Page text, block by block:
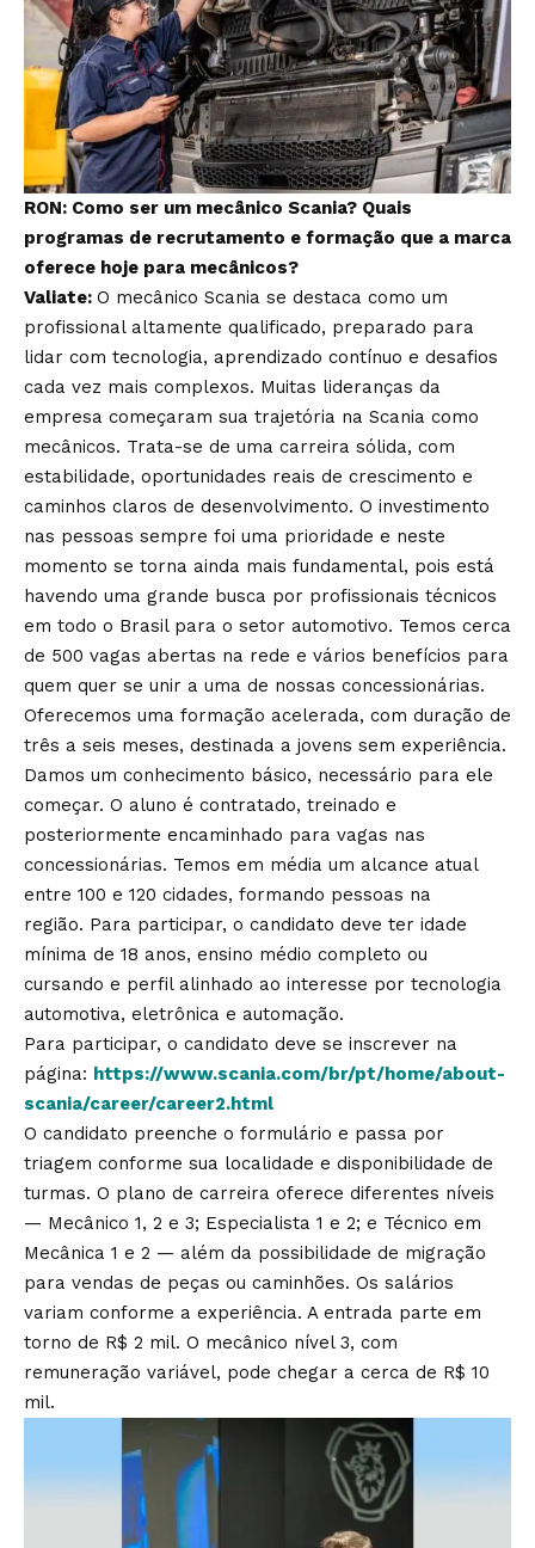
RON: Como ser um mecânico Scania? Quais
programas de recrutamento e formação que a marca
oferece hoje para mecânicos?
Valiate: O mecânico Scania se destaca como um
profissional altamente qualificado, preparado para
lidar com tecnologia, aprendizado contínuo e desafios
cada vez mais complexos. Muitas lideranças da
empresa começaram sua trajetória na Scania como
mecânicos. Trata-se de uma carreira sólida, com
estabilidade, oportunidades reais de crescimento e
caminhos claros de desenvolvimento. O investimento
nas pessoas sempre foi uma prioridade e neste
momento se torna ainda mais fundamental, pois está
havendo uma grande busca por profissionais técnicos
em todo o Brasil para o setor automotivo. Temos cerca
de 500 vagas abertas na rede e vários benefícios para
quem quer se unir a uma de nossas concessionárias.
Oferecemos uma formação acelerada, com duração de
três a seis meses, destinada a jovens sem experiência.
Damos um conhecimento básico, necessário para ele
começar. O aluno é contratado, treinado e
posteriormente encaminhado para vagas nas
concessionárias. Temos em média um alcance atual
entre 100 e 120 cidades, formando pessoas na
região. Para participar, o candidato deve ter idade
mínima de 18 anos, ensino médio completo ou
cursando e perfil alinhado ao interesse por tecnologia
automotiva, eletrônica e automação.
Para participar, o candidato deve se inscrever na
página: https://www.scania.com/br/pt/home/about-
scania/career/career2.html
O candidato preenche o formulário e passa por
triagem conforme sua localidade e disponibilidade de
turmas. O plano de carreira oferece diferentes níveis
— Mecânico 1, 2 e 3; Especialista 1 e 2; e Técnico em
Mecânica 1 e 2 — além da possibilidade de migração
para vendas de peças ou caminhões. Os salários
variam conforme a experiência. A entrada parte em
torno de R$ 2 mil. O mecânico nível 3, com
remuneração variável, pode chegar a cerca de R$ 10
mil.